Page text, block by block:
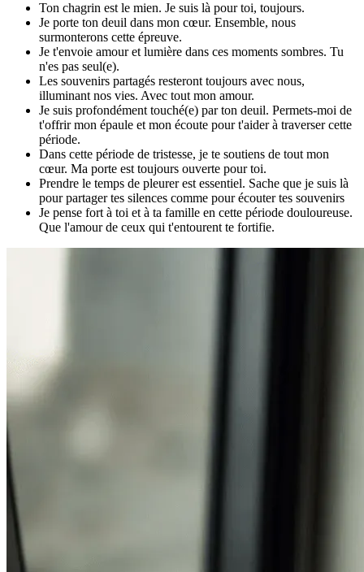
Ton chagrin est le mien. Je suis là pour toi, toujours.
Je porte ton deuil dans mon cœur. Ensemble, nous
surmonterons cette épreuve.
Je t'envoie amour et lumière dans ces moments sombres. Tu
n'es pas seul(e).
Les souvenirs partagés resteront toujours avec nous,
illuminant nos vies. Avec tout mon amour.
Je suis profondément touché(e) par ton deuil. Permets-moi de
t'offrir mon épaule et mon écoute pour t'aider à traverser cette
période.
Dans cette période de tristesse, je te soutiens de tout mon
cœur. Ma porte est toujours ouverte pour toi.
Prendre le temps de pleurer est essentiel. Sache que je suis là
pour partager tes silences comme pour écouter tes souvenirs
Je pense fort à toi et à ta famille en cette période douloureuse.
Que l'amour de ceux qui t'entourent te fortifie.